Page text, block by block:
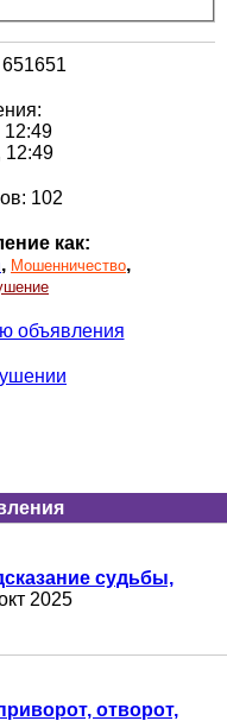
12:49
12:49
102
как:
, Мошенничество,
объявления
судьбы,
2025
отворот,